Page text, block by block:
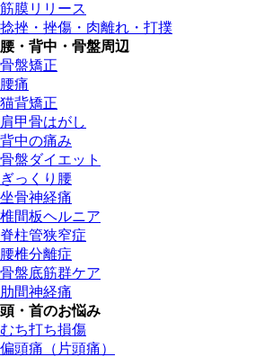
筋膜リリース
捻挫・挫傷・肉離れ・打撲
腰・背中・骨盤周辺
骨盤矯正
腰痛
猫背矯正
肩甲骨はがし
背中の痛み
骨盤ダイエット
ぎっくり腰
坐骨神経痛
椎間板ヘルニア
脊柱管狭窄症
腰椎分離症
骨盤底筋群ケア
肋間神経痛
頭・首のお悩み
むち打ち損傷
偏頭痛（片頭痛）